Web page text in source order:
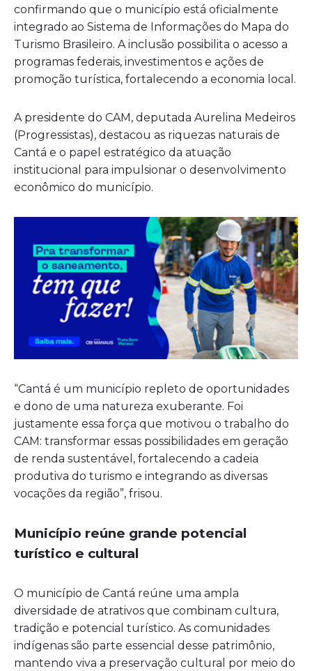
confirmando que o município está oficialmente
integrado ao Sistema de Informações do Mapa do
Turismo Brasileiro. A inclusão possibilita o acesso a
programas federais, investimentos e ações de
promoção turística, fortalecendo a economia local.
A presidente do CAM, deputada Aurelina Medeiros
(Progressistas), destacou as riquezas naturais de
Cantá e o papel estratégico da atuação
institucional para impulsionar o desenvolvimento
econômico do município.
“Cantá é um município repleto de oportunidades
e dono de uma natureza exuberante. Foi
justamente essa força que motivou o trabalho do
CAM: transformar essas possibilidades em geração
de renda sustentável, fortalecendo a cadeia
produtiva do turismo e integrando as diversas
vocações da região”, frisou.
Município reúne grande potencial
turístico e cultural
O município de Cantá reúne uma ampla
diversidade de atrativos que combinam cultura,
tradição e potencial turístico. As comunidades
indígenas são parte essencial desse patrimônio,
mantendo viva a preservação cultural por meio do